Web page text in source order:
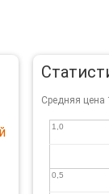
Средняя цена
0,5
0,5
1,0
1,0